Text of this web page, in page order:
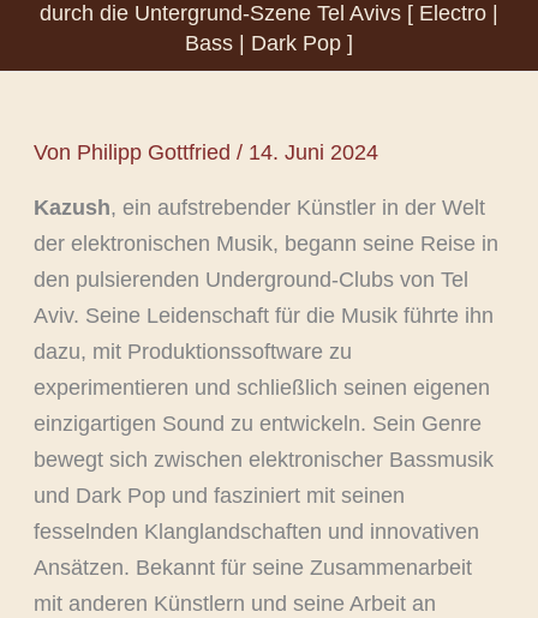
durch die Untergrund-Szene Tel Avivs [ Electro |
Bass | Dark Pop ]
Von Philipp Gottfried / 14. Juni 2024
Kazush, ein aufstrebender Künstler in der Welt
der elektronischen Musik, begann seine Reise in
den pulsierenden Underground-Clubs von Tel
Aviv. Seine Leidenschaft für die Musik führte ihn
dazu, mit Produktionssoftware zu
experimentieren und schließlich seinen eigenen
einzigartigen Sound zu entwickeln. Sein Genre
bewegt sich zwischen elektronischer Bassmusik
und Dark Pop und fasziniert mit seinen
fesselnden Klanglandschaften und innovativen
Ansätzen. Bekannt für seine Zusammenarbeit
mit anderen Künstlern und seine Arbeit an